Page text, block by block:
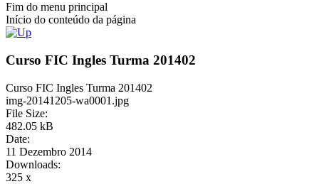
Fim do menu principal
Início do conteúdo da página
Curso FIC Ingles Turma 201402
Curso FIC Ingles Turma 201402
img-20141205-wa0001.jpg
File Size:
482.05 kB
Date:
11 Dezembro 2014
Downloads:
325 x